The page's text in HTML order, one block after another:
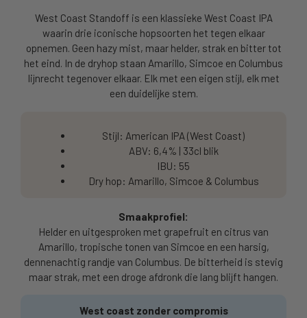
West Coast Standoff is een klassieke West Coast IPA
waarin drie iconische hopsoorten het tegen elkaar
opnemen. Geen hazy mist, maar helder, strak en bitter tot
het eind. In de dryhop staan Amarillo, Simcoe en Columbus
lijnrecht tegenover elkaar. Elk met een eigen stijl, elk met
een duidelijke stem.
Stijl: American IPA (West Coast)
ABV: 6,4% | 33cl blik
IBU: 55
Dry hop: Amarillo, Simcoe & Columbus
Smaakprofiel:
Helder en uitgesproken met grapefruit en citrus van
Amarillo, tropische tonen van Simcoe en een harsig,
dennenachtig randje van Columbus. De bitterheid is stevig
maar strak, met een droge afdronk die lang blijft hangen.
West coast zonder compromis